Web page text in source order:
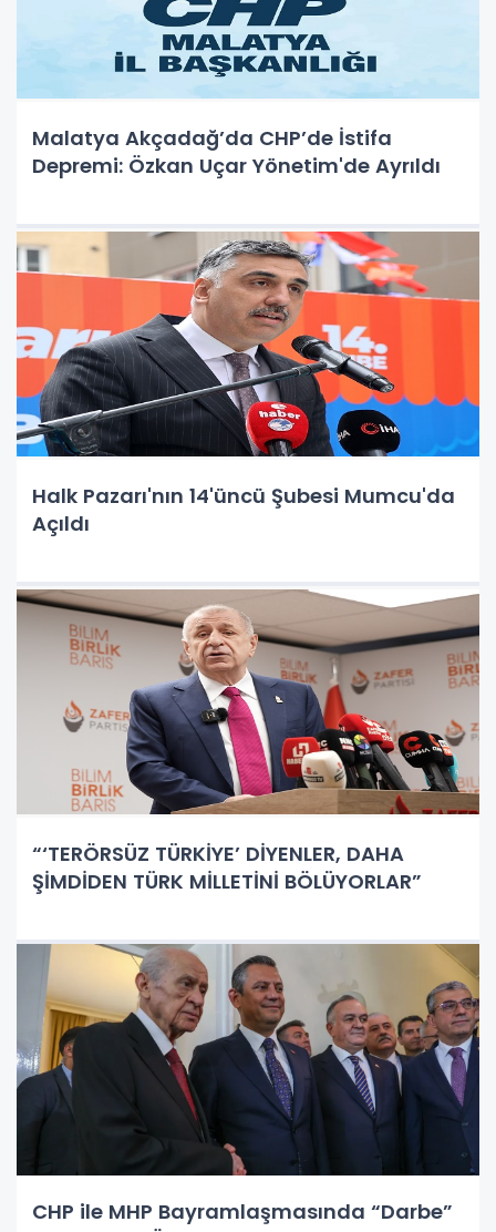
Malatya Akçadağ’da CHP’de İstifa
Depremi: Özkan Uçar Yönetim'de Ayrıldı
Halk Pazarı'nın 14'üncü Şubesi Mumcu'da
Açıldı
“‘TERÖRSÜZ TÜRKİYE’ DİYENLER, DAHA
ŞİMDİDEN TÜRK MİLLETİNİ BÖLÜYORLAR”
CHP ile MHP Bayramlaşmasında “Darbe”